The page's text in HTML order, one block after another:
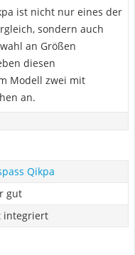
ist nicht nur eines der
sondern auch
an Größen
diesen
Modell zwei mit
an.
Qikpa
gut
integriert